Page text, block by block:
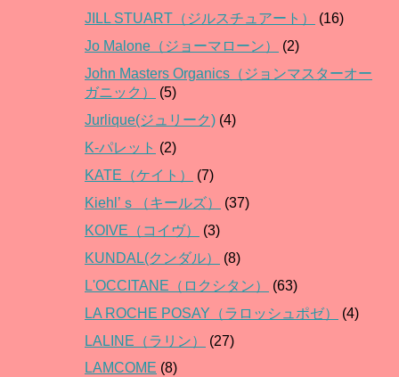
JILL STUART（ジルスチュアート）
(16)
Jo Malone（ジョーマローン）
(2)
John Masters Organics（ジョンマスターオー
ガニック）
(5)
Jurlique(ジュリーク) (4)
K-パレット (2)
KATE（ケイト）
(7)
Kiehl’ｓ（キールズ）
(37)
KOIVE（コイヴ）
(3)
KUNDAL(クンダル）
(8)
L'OCCITANE（ロクシタン）
(63)
LA ROCHE POSAY（ラロッシュポゼ）
(4)
LALINE（ラリン）
(27)
LAMCOME (8)